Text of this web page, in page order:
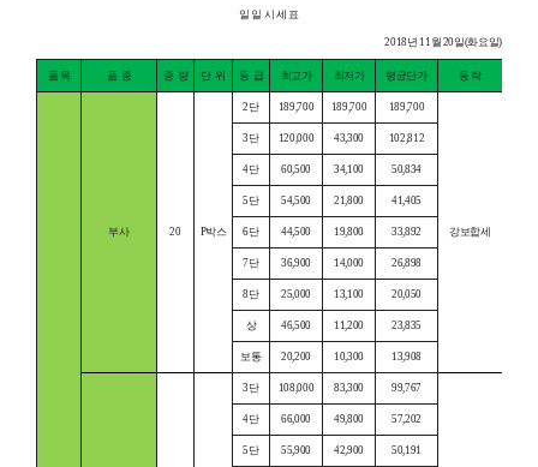
일 일 시 세 표
2018년 11월 20일(화요일)
품 목 품 종 중 량 단 위 등 급 최고가 최저가 평균단가 등 락
부사 20 P박스
2단 189,700 189,700 189,700
강보합세
3단 120,000 43,300 102,812
4단 60,500 34,100 50,834
5단 54,500 21,800 41,405
6단 44,500 19,800 33,892
7단 36,900 14,000 26,898
8단 25,000 13,100 20,050
상 46,500 11,200 23,835
보통 20,200 10,300 13,908
3단 108,000 83,300 99,767
4단 66,000 49,800 57,202
5단 55,900 42,900 50,191